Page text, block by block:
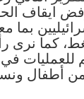
ايقاف
بما
كما نرى
للعمليات
من أطفال